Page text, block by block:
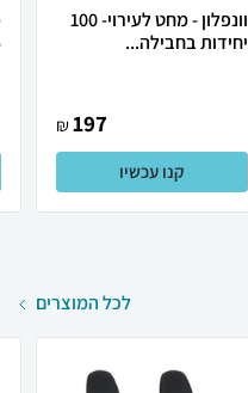
וונפלון - מחט לעירוי- 100
יחידות בחבילה...
197
₪
קנו עכשיו
לכל המוצרים